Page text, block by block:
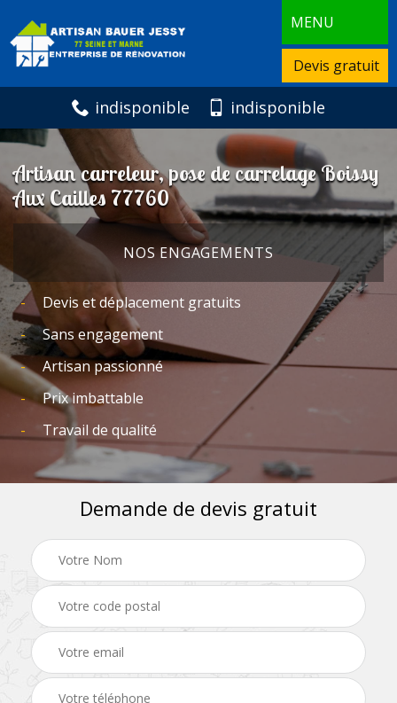
MENU
Devis gratuit
indisponible indisponible
Artisan carreleur, pose de carrelage Boissy
Aux Cailles 77760
NOS ENGAGEMENTS
Devis et déplacement gratuits
Sans engagement
Artisan passionné
Prix imbattable
Travail de qualité
Demande de devis gratuit